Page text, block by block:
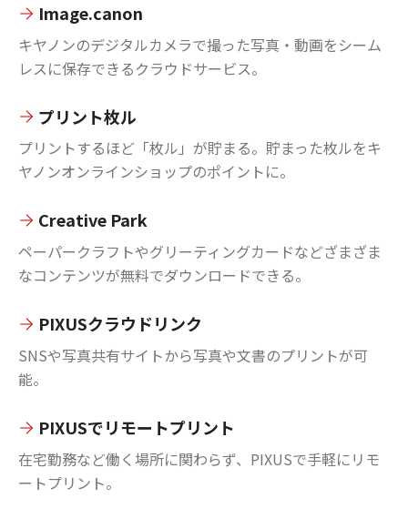
Image.canon
キヤノンのデジタルカメラで撮った写真・動画をシーム
レスに保存できるクラウドサービス。
プリント枚ル
プリントするほど「枚ル」が貯まる。貯まった枚ルをキ
ヤノンオンラインショップのポイントに。
Creative Park
ペーパークラフトやグリーティングカードなどざまざま
なコンテンツが無料でダウンロードできる。
PIXUSクラウドリンク
SNSや写真共有サイトから写真や文書のプリントが可
能。
PIXUSでリモートプリント
在宅勤務など働く場所に関わらず、PIXUSで手軽にリモ
ートプリント。